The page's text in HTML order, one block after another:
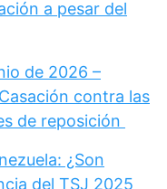
a pesar del
de 2026 –
contra las
de reposición
¿Son
del TSJ 2025